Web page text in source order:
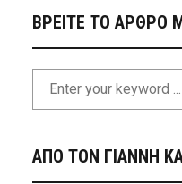
ΒΡΕΙΤΕ ΤΟ ΑΡΘΡΟ
ΑΠΟ ΤΟΝ ΓΙΑΝΝΗ